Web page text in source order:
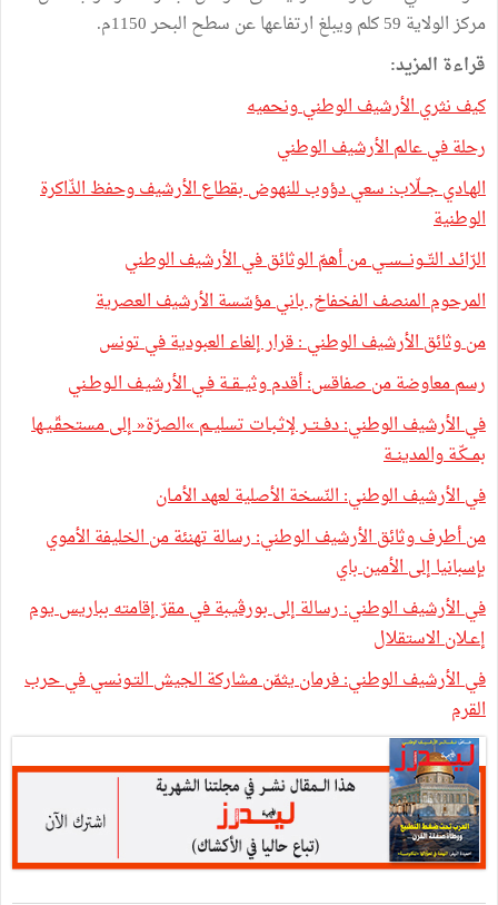
مركز الولاية 59 كلم ويبلغ ارتفاعها عن سطح البحر 1150م.
قراءة المزيد:
كيف نثري الأرشيف الوطني ونحميه
رحلة في عالم الأرشيف الوطني
الهـادي جــلّاب: سعي دؤوب للنهوض بقطاع الأرشيف وحفظ الذّاكرة
الوطنية
الرّائـد التّــونـــســي من أهمّ الوثائق في الأرشيف الوطني
المرحوم المنصف الفخفاخ, باني مؤسّسة الأرشيف العصرية
من وثائق الأرشيف الوطني : قرار إلغاء العبودية في تونس
رسم معاوضة من صفاقس: أقدم وثيــقــة فـي الأرشيـف الـوطـني
في الأرشيف الوطني: دفــتــر لإثـبـات تسليــم »الصرّة« إلى مستحقّـيـها
بمــكّـة والمدينــة
في الأرشيف الوطني: النّسخة الأصلية لعهد الأمـان
من أطرف وثائق الأرشيف الوطني: رسالة تهنئة من الخليفة الأموي
بإسبانيا إلى الأمين باي
في الأرشيف الوطني: رسالة إلى بورڤيـبة في مقرّ إقامته بباريس يوم
إعـلان الاستقلال
في الأرشيف الوطني: فرمان يثمّن مشاركة الجيش التـونسي في حرب
القرم